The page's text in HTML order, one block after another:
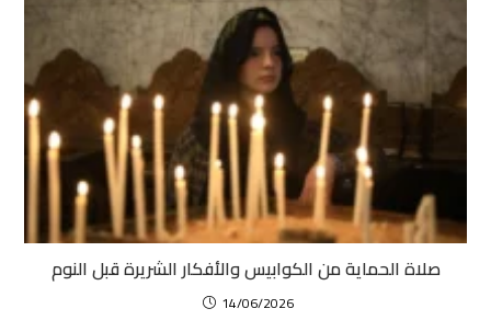
صلاة الحماية من الكوابيس والأفكار الشريرة قبل النوم
14/06/2026